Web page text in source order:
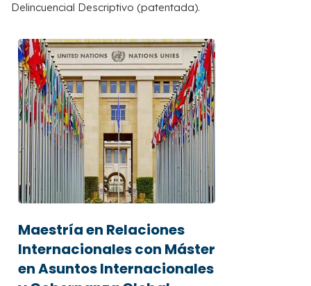
Delincuencial Descriptivo (patentada).
Maestría en Relaciones
Internacionales con Máster
en Asuntos Internacionales